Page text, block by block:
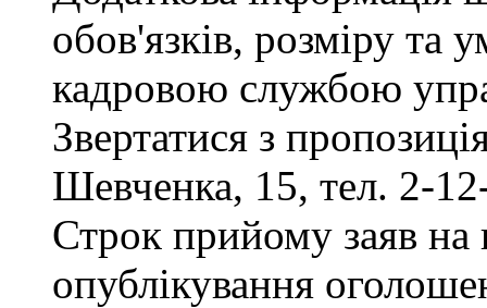
обов'язків, розміру та
кадровою службою
Звертатися з
Шевченка, 15, тел. 2-
Строк прийому заяв на
опублікування